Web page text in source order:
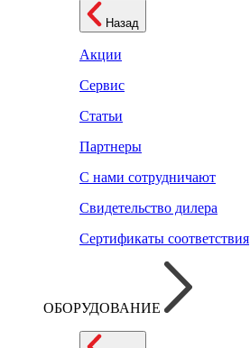
Назад
Акции
Сервис
Статьи
Партнеры
С нами сотрудничают
Свидетельство дилера
Сертификаты соответствия
ОБОРУДОВАНИЕ